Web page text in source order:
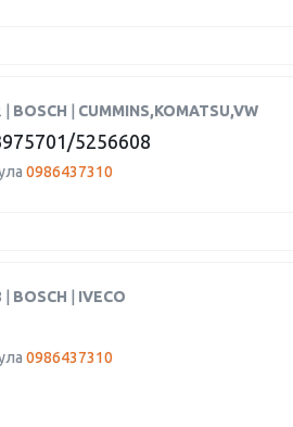
BOSCH CUMMINS,KOMATSU,VW
5256608
0986437310
BOSCH IVECO
0986437310